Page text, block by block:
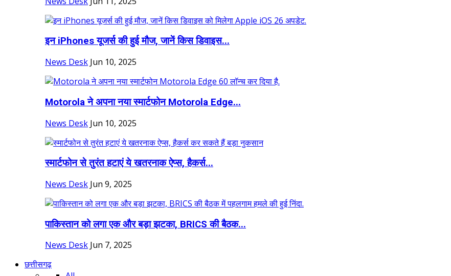
इन iPhones यूजर्स की हुई मौज, जानें क‍िस ड‍िवाइस...
News Desk Jun 10, 2025
Motorola ने अपना नया स्मार्टफोन Motorola Edge...
News Desk Jun 10, 2025
स्मार्टफोन से तुरंत हटाएं ये खतरनाक ऐप्स, हैकर्स...
News Desk Jun 9, 2025
पाकिस्तान को लगा एक और बड़ा झटका, BRICS की बैठक...
News Desk Jun 7, 2025
छत्तीसगढ़